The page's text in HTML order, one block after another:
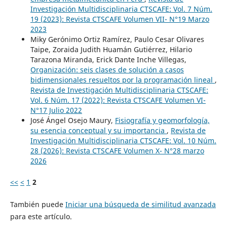
Investigación Multidisciplinaria CTSCAFE: Vol. 7 Núm.
19 (2023): Revista CTSCAFE Volumen VII- N°19 Marzo
2023
Miky Gerónimo Ortiz Ramírez, Paulo Cesar Olivares
Taipe, Zoraida Judith Huamán Gutiérrez, Hilario
Tarazona Miranda, Erick Dante Inche Villegas,
Organización: seis clases de solución a casos
bidimensionales resueltos por la programación lineal ,
Revista de Investigación Multidisciplinaria CTSCAFE:
Vol. 6 Núm. 17 (2022): Revista CTSCAFE Volumen VI-
N°17 Julio 2022
José Ángel Osejo Maury, Fisiografía y geomorfología,
su esencia conceptual y su importancia , Revista de
Investigación Multidisciplinaria CTSCAFE: Vol. 10 Núm.
28 (2026): Revista CTSCAFE Volumen X- N°28 marzo
2026
<< < 1 2
También puede Iniciar una búsqueda de similitud avanzada
para este artículo.